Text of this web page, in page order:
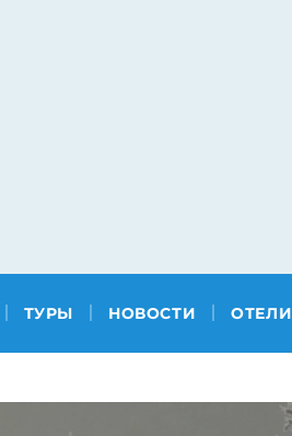
ТУРЫ НОВОСТИ ОТЕЛИ